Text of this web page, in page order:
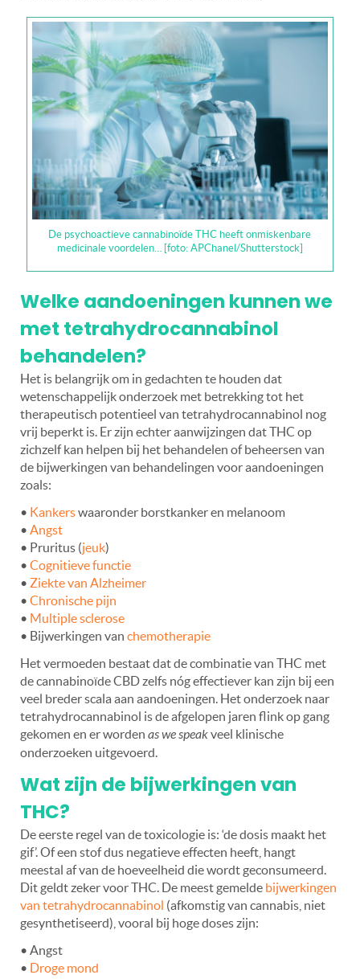
De psychoactieve cannabinoïde THC heeft onmiskenbare
medicinale voordelen… [foto: APChanel/Shutterstock]
Welke aandoeningen kunnen we
met tetrahydrocannabinol
behandelen?
Het is belangrijk om in gedachten te houden dat
wetenschappelijk onderzoek met betrekking tot het
therapeutisch potentieel van tetrahydrocannabinol nog
vrij beperkt is. Er zijn echter aanwijzingen dat THC op
zichzelf kan helpen bij het behandelen of beheersen van
de bijwerkingen van behandelingen voor aandoeningen
zoals:
• Kankerswaaronder borstkanker en melanoom
• Angst
• Pruritus (jeuk)
• Cognitieve functie
• Ziekte van Alzheimer
• Chronische pijn
• Multiple sclerose
• Bijwerkingen van chemotherapie
Het vermoeden bestaat dat de combinatie van THC met
de cannabinoïde CBD zelfs nóg effectiever kan zijn bij een
veel breder scala aan aandoeningen. Het onderzoek naar
tetrahydrocannabinol is de afgelopen jaren flink op gang
gekomen en er worden as we speakveel klinische
onderzoeken uitgevoerd.
Wat zijn de bijwerkingen van
THC?
De eerste regel van de toxicologie is: ‘de dosis maakt het
gif’. Of een stof dus negatieve effecten heeft, hangt
meestal af van de hoeveelheid die wordt geconsumeerd.
Dit geldt zeker voor THC. De meest gemelde bijwerkingen
van tetrahydrocannabinol (afkomstig van cannabis, niet
gesynthetiseerd), vooral bij hoge doses zijn:
• Angst
• Droge mond